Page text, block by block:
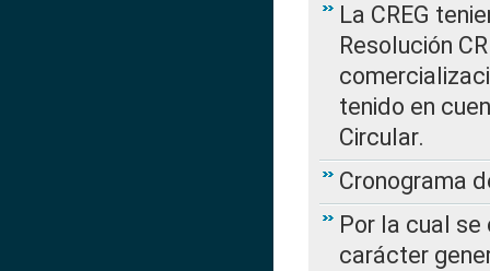
La CREG
Resolución
tenido en
Circular.
Cronograma
Por la cual
carácter